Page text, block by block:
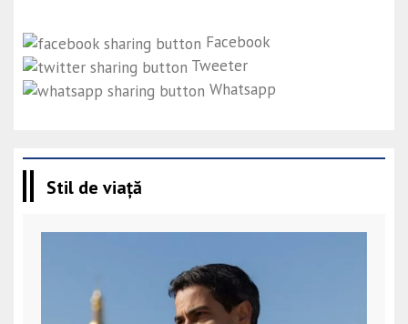
Facebook
Tweeter
Whatsapp
Stil de viață